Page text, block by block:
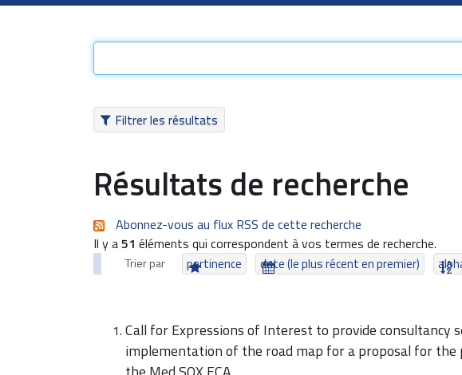
Filtrer les résultats
Résultats de recherche
Abonnez-vous au flux RSS de cette recherche
Il y a51 éléments qui correspondent à vos termes de recherche.
Trier par pertinence date (le plus récent en premier)
Call for Expressions of Interest to provide consultancy
implementation of the road map for a proposal for the